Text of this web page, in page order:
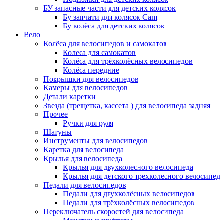
БУ запасные части для детских колясок
Бу запчати для колясок Cam
Бу колёса для детских колясок
Вело
Колёса для велосипедов и самокатов
Колеса для самокатов
Колёса для трёхколёсных велосипедов
Колёса передние
Покрышки для велосипедов
Камеры для велосипедов
Детали каретки
Звезда (трещетка, кассета ) для велосипеда задняя
Прочее
Ручки для руля
Шатуны
Инструменты для велосипедов
Каретка для велосипеда
Крылья для велосипеда
Крылья для двухколёсного велосипеда
Крылья для детского трехколесного
Педали для велосипедов
Педали для двухколёсных велосипедов
Педали для трёхколёсных велосипедов
Переключатель скоростей для велосипеда